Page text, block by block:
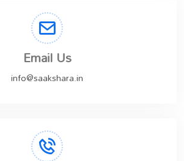
Email Us
info@saakshara.in